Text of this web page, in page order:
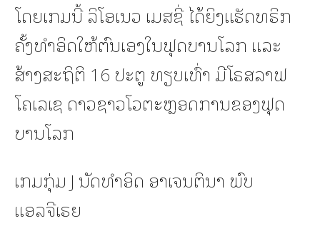
ໂດຍເກມນີ້ ລິໂອເນວ ເມສຊີ່ ໄດ້ຍິງແຮັດທຣິກ
ຄັ້ງທຳອິດໃຫ້ຕົນເອງໃນຟຸດບານໂລກ ແລະ
ສ້າງສະຖິຕິ 16 ປະຕູ ທຽບເທົ່າ ມີໂຣສລາຟ
ໂຄເລເຊ ດາວຊາວໂວຕະຫຼອດການຂອງຟຸດ
ບານໂລກ
ເກມກຸ່ມ J ນັດທຳອິດ ອາເຈນຕິນາ ພົບ
ແອລຈີເຣຍ